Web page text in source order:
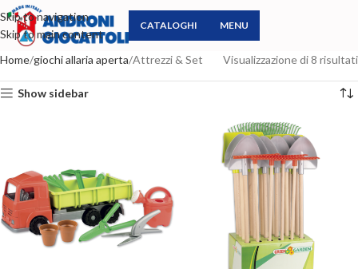
Skip to navigation
Skip to main content
CATALOGHI MENU
Home giochi allaria aperta Attrezzi & Set Visualizzazione di 8 risultati
Show sidebar